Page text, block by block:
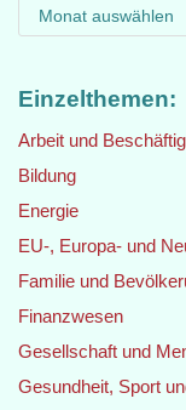
Einzelthemen:
Arbeit und
Bildung
Energie
EU-, Europa- und
Familie und
Finanzwesen
Gesellschaft und
Gesundheit, Sport